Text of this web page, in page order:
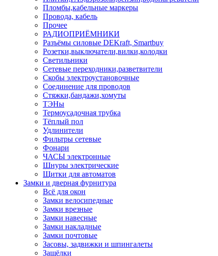
Пломбы,кабельные маркеры
Провода, кабель
Прочее
РАДИОПРИЁМНИКИ
Разъёмы силовые DEKraft, Smartbuy
Розетки,выключатели,вилки,колодки
Светильники
Сетевые переходники,разветвители
Скобы электроустановочные
Соединение для проводов
Стяжки,бандажи,хомуты
ТЭНы
Термоусадочная трубка
Тёплый пол
Удлинители
Фильтры сетевые
Фонари
ЧАСЫ электронные
Шнуры электрические
Щитки для автоматов
Замки и дверная фурнитура
Всё для окон
Замки велосипедные
Замки врезные
Замки навесные
Замки накладные
Замки почтовые
Засовы, задвижки и шпингалеты
Защёлки